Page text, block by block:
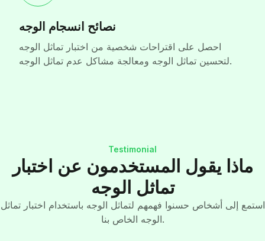
نصائح انسجام الوجه
احصل على اقتراحات شخصية من اختبار تماثل الوجه
لتحسين تماثل الوجه ومعالجة مشاكل عدم تماثل الوجه.
Testimonial
ماذا يقول المستخدمون عن اختبار
تماثل الوجه
استمع إلى أشخاص حسنوا فهمهم لتماثل الوجه باستخدام اختبار تماثل
الوجه الخاص بنا.